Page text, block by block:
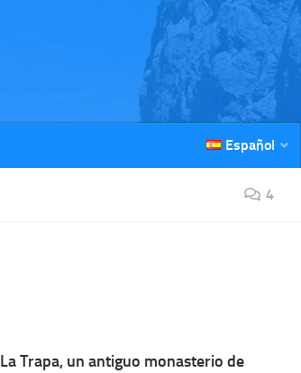
Español
4
Trapa, un antiguo monasterio de